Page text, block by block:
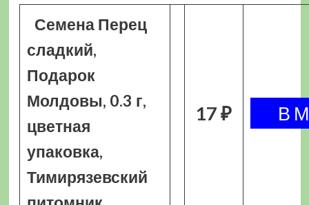
Семена Перец
сладкий,
Подарок
Молдовы, 0.3 г,
цветная
упаковка,
Тимирязевский
17 ₽